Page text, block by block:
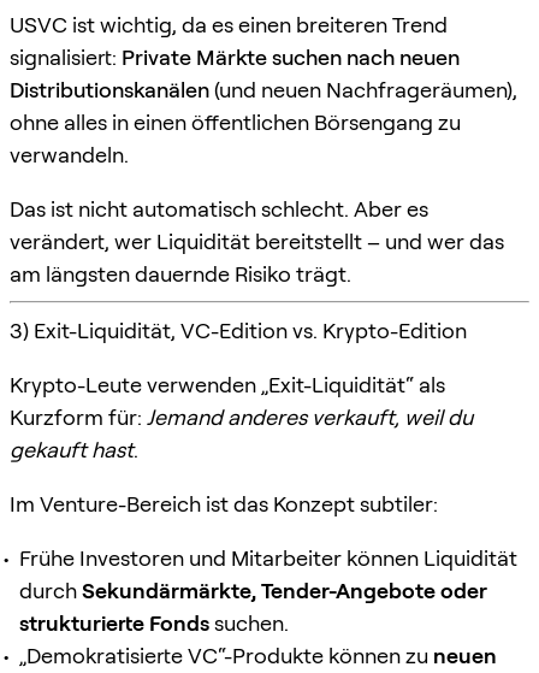
USVC ist wichtig, da es einen breiteren Trend
signalisiert: Private Märkte suchen nach neuen
Distributionskanälen(und neuen Nachfrageräumen),
ohne alles in einen öffentlichen Börsengang zu
verwandeln.
Das ist nicht automatisch schlecht. Aber es
verändert, wer Liquidität bereitstellt – und wer das
am längsten dauernde Risiko trägt.
3) Exit-Liquidität, VC-Edition vs. Krypto-Edition
Krypto-Leute verwenden „Exit-Liquidität“ als
Kurzform für: Jemand anderes verkauft, weil du
gekauft hast.
Im Venture-Bereich ist das Konzept subtiler:
Frühe Investoren und Mitarbeiter können Liquidität
durchSekundärmärkte, Tender-Angebote oder
strukturierte Fondssuchen.
„Demokratisierte VC“-Produkte können zu neuen